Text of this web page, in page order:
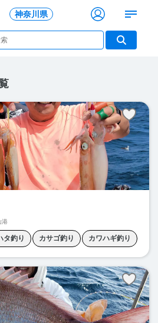
神奈川県
港
タ釣り カサゴ釣り カワハギ釣り
カ釣り ヤリイカ釣り